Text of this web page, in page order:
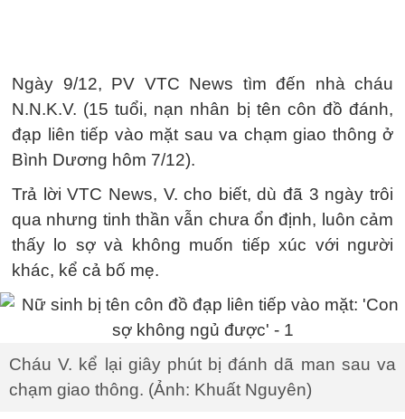
Ngày 9/12, PV VTC News tìm đến nhà cháu
N.N.K.V. (15 tuổi, nạn nhân bị tên côn đồ đánh,
đạp liên tiếp vào mặt sau va chạm giao thông ở
Bình Dương hôm 7/12).
Trả lời VTC News, V. cho biết, dù đã 3 ngày trôi
qua nhưng tinh thần vẫn chưa ổn định, luôn cảm
thấy lo sợ và không muốn tiếp xúc với người
khác, kể cả bố mẹ.
Cháu V. kể lại giây phút bị đánh dã man sau va
chạm giao thông. (Ảnh: Khuất Nguyên)